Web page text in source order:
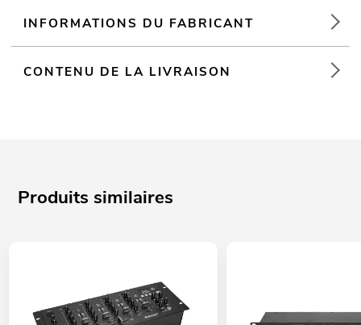
INFORMATIONS DU FABRICANT
CONTENU DE LA LIVRAISON
Produits similaires